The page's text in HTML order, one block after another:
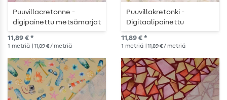
Puuvillacretonne -
digipainettu metsämarjat
lila
11,89 € *
1 metriä | 11,89 € / metriä
Puuvillakretonki -
Digitaalipainettu
Metsänmarjat Valkoinen
11,89 € *
1 metriä | 11,89 € / metriä